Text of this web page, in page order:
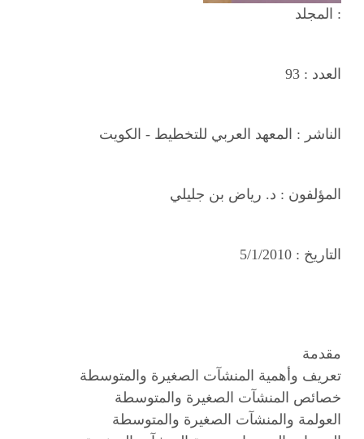
المجلد :
العدد :93
الناشر : المعهد العربي للتخطيط - الكويت
المؤلفون : د. رياض بن جليلي
التاريخ :5/1/2010
مقدمة
تعريف وأهمية المنشآت الصغيرة والمتوسطة
خصائص المنشآت الصغيرة والمتوسطة
العولمة والمنشآت الصغيرة والمتوسطة